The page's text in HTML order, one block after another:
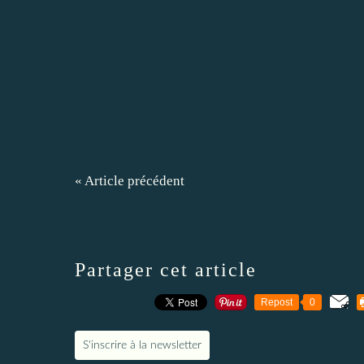
« Article précédent
Partager cet article
Repost 0
S'inscrire à la newsletter